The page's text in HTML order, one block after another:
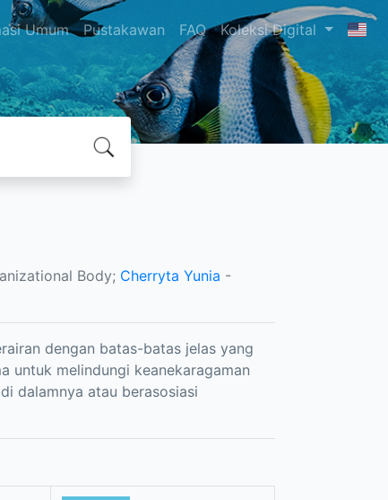
Umum Pustakawan FAQ Koleksi Digital
Body; Cherryta Yunia -
dengan batas-batas jelas yang
untuk melindungi keanekaragaman
dalamnya atau berasosiasi